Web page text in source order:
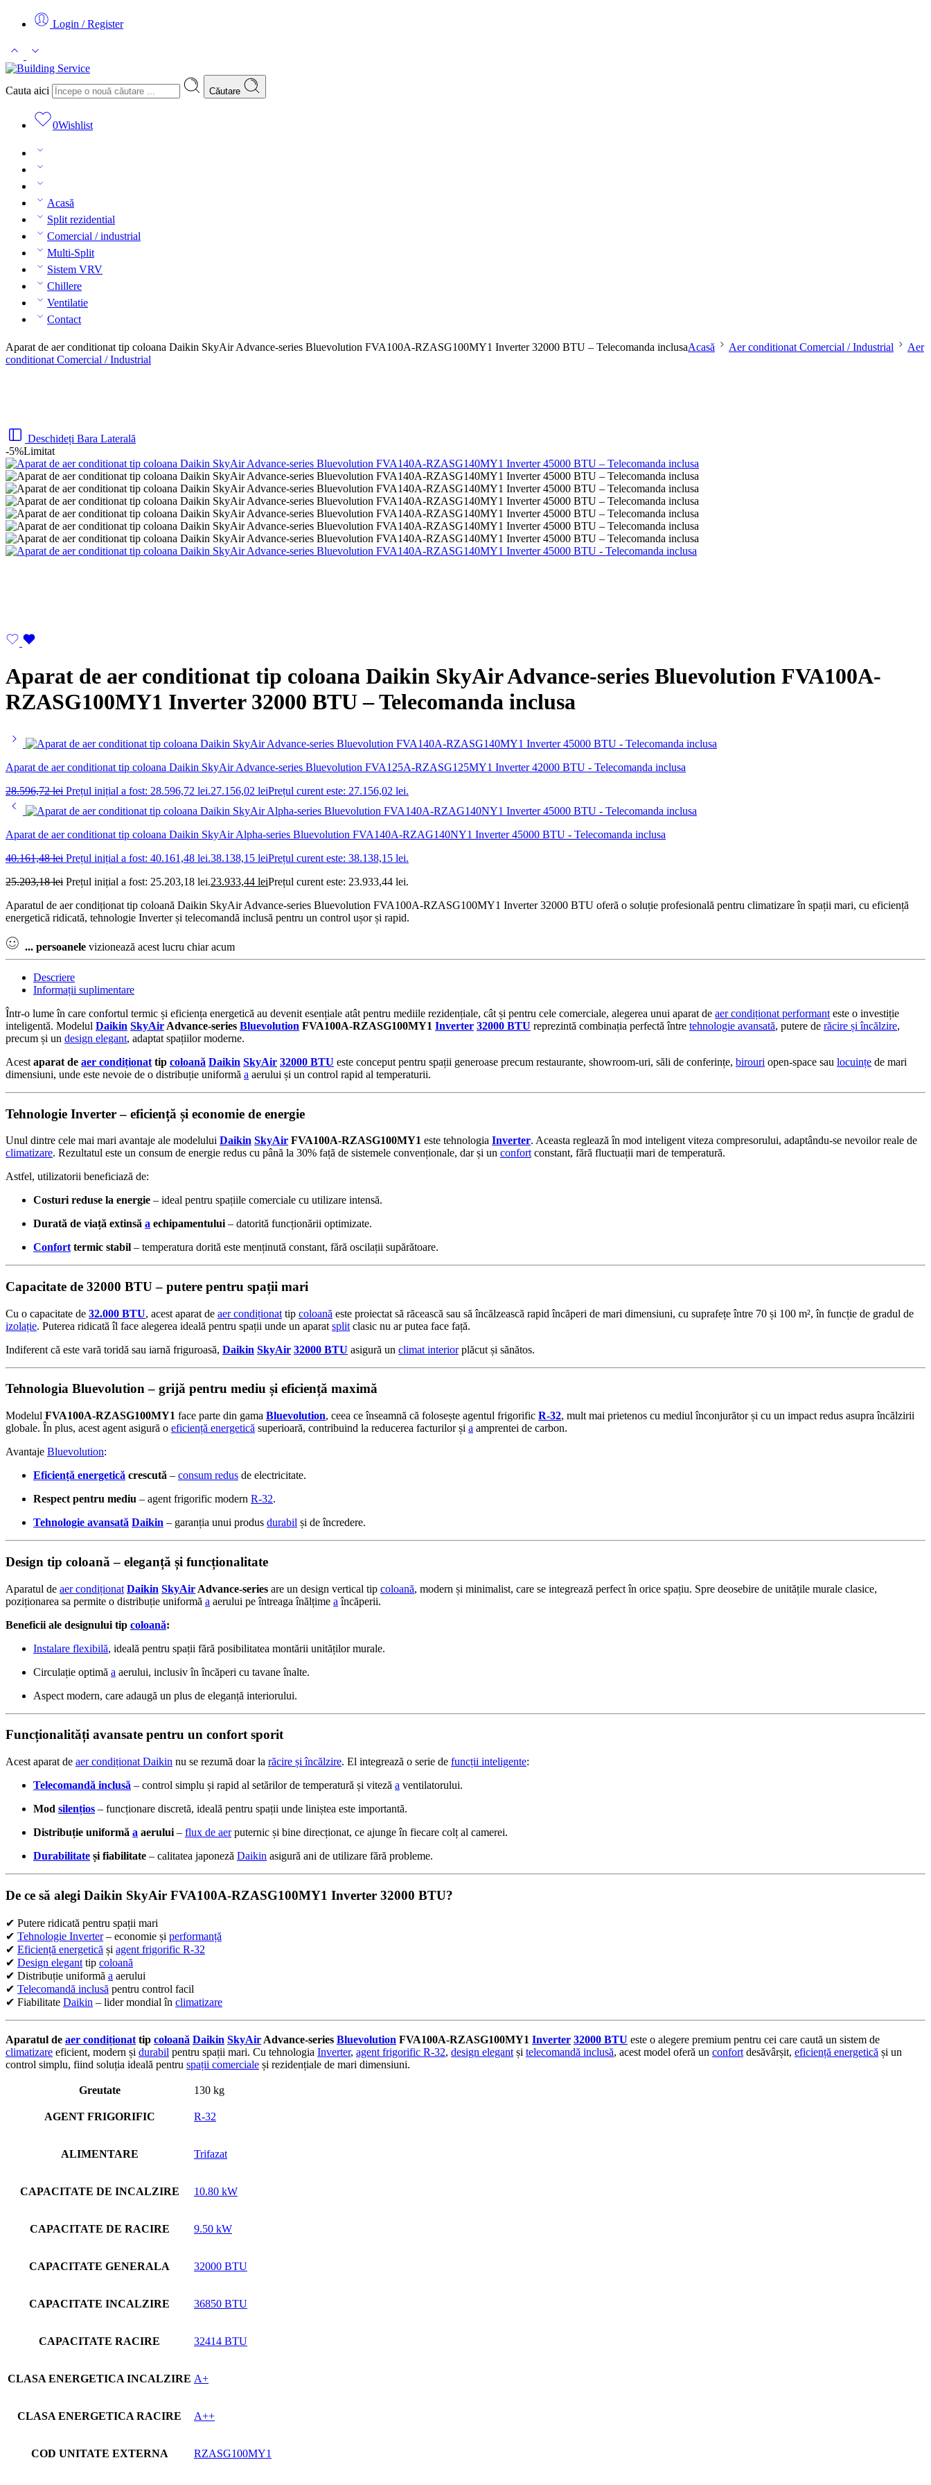
Login / Register
Cauta aici Căutare
0Wishlist
Acasă
Split rezidential
Comercial / industrial
Multi-Split
Sistem VRV
Chillere
Ventilatie
Contact
Aparat de aer conditionat tip coloana Daikin SkyAir Advance-series Bluevolution FVA100A-RZASG100MY1 Inverter 32000 BTU – Telecomanda inclusaAcasă Aer conditionat Comercial / Industrial
Aer
conditionat Comercial / Industrial
Deschideți Bara Laterală
-5%Limitat
Aparat de aer conditionat tip coloana Daikin SkyAir Advance-series Bluevolution FVA100A-
RZASG100MY1 Inverter 32000 BTU – Telecomanda inclusa
Aparat de aer conditionat tip coloana Daikin SkyAir Advance-series Bluevolution FVA125A-RZASG125MY1 Inverter 42000 BTU - Telecomanda inclusa
28.596,72lei Prețul inițial a fost: 28.596,72 lei.27.156,02 leiPrețul curent este: 27.156,02 lei.
Aparat de aer conditionat tip coloana Daikin SkyAir Alpha-series Bluevolution FVA140A-RZAG140NY1 Inverter 45000 BTU - Telecomanda inclusa
40.161,48lei Prețul inițial a fost: 40.161,48 lei.38.138,15 leiPrețul curent este: 38.138,15 lei.
25.203,18lei Prețul inițial a fost: 25.203,18 lei.23.933,44 leiPrețul curent este: 23.933,44 lei.
Aparatul de aer condiționat tip coloană Daikin SkyAir Advance-series Bluevolution FVA100A-RZASG100MY1 Inverter 32000 BTU oferă o soluție profesională pentru climatizare în spații mari, cu eficiență
energetică ridicată, tehnologie Inverter și telecomandă inclusă pentru un control ușor și rapid.
... persoanele vizionează acest lucru chiar acum
Descriere
Informații suplimentare
Într-o lume în care confortul termic și eficiența energetică au devenit esențiale atât pentru mediile rezidențiale, cât și pentru cele comerciale, alegerea unui aparat de aer condiționat performant este o investiție
inteligentă. Modelul Daikin SkyAir Advance-series Bluevolution FVA100A-RZASG100MY1 Inverter 32000 BTU reprezintă combinația perfectă între tehnologie avansată, putere de răcire și încălzire,
precum și un design elegant, adaptat spațiilor moderne.
Acest aparat de aer condiționat tip coloană Daikin SkyAir 32000 BTU este conceput pentru spații generoase precum restaurante, showroom-uri, săli de conferințe, birouri open-space sau locuințe de mari
dimensiuni, unde este nevoie de o distribuție uniformă a aerului și un control rapid al temperaturii.
Tehnologie Inverter – eficiență și economie de energie
Unul dintre cele mai mari avantaje ale modelului Daikin SkyAir FVA100A-RZASG100MY1 este tehnologia Inverter. Aceasta reglează în mod inteligent viteza compresorului, adaptându-se nevoilor reale de
climatizare. Rezultatul este un consum de energie redus cu până la 30% față de sistemele convenționale, dar și un confort constant, fără fluctuații mari de temperatură.
Astfel, utilizatorii beneficiază de:
Costuri reduse la energie – ideal pentru spațiile comerciale cu utilizare intensă.
Durată de viață extinsă a echipamentului – datorită funcționării optimizate.
Confort termic stabil – temperatura dorită este menținută constant, fără oscilații supărătoare.
Capacitate de 32000 BTU – putere pentru spații mari
Cu o capacitate de 32.000 BTU, acest aparat de aer condiționat tip coloană este proiectat să răcească sau să încălzească rapid încăperi de mari dimensiuni, cu suprafețe între 70 și 100 m², în funcție de gradul de
izolație. Puterea ridicată îl face alegerea ideală pentru spații unde un aparat split clasic nu ar putea face față.
Indiferent că este vară toridă sau iarnă friguroasă, Daikin SkyAir 32000 BTU asigură un climat interiorplăcut și sănătos.
Tehnologia Bluevolution – grijă pentru mediu și eficiență maximă
Modelul FVA100A-RZASG100MY1 face parte din gama Bluevolution, ceea ce înseamnă că folosește agentul frigorific R-32, mult mai prietenos cu mediul înconjurător și cu un impact redus asupra încălzirii
globale. În plus, acest agent asigură o eficiență energetică superioară, contribuind la reducerea facturilor și a amprentei de carbon.
Avantaje Bluevolution:
Eficiență energetică crescută – consum redus de electricitate.
Respect pentru mediu – agent frigorific modern R-32.
Tehnologie avansată Daikin – garanția unui produs durabil și de încredere.
Design tip coloană – eleganță și funcționalitate
Aparatul de aer condiționat Daikin SkyAir Advance-series are un design vertical tip coloană, modern și minimalist, care se integrează perfect în orice spațiu. Spre deosebire de unitățile murale clasice,
poziționarea sa permite o distribuție uniformă a aerului pe întreaga înălțime a încăperii.
Beneficii ale designului tip coloană:
Instalare flexibilă, ideală pentru spații fără posibilitatea montării unităților murale.
Circulație optimă a aerului, inclusiv în încăperi cu tavane înalte.
Aspect modern, care adaugă un plus de eleganță interiorului.
Funcționalități avansate pentru un confort sporit
Acest aparat de aer condiționat Daikin nu se rezumă doar la răcire și încălzire. El integrează o serie de funcții inteligente:
Telecomandă inclusă – control simplu și rapid al setărilor de temperatură și viteză a ventilatorului.
Mod silențios – funcționare discretă, ideală pentru spații unde liniștea este importantă.
Distribuție uniformă a aerului – flux de aerputernic și bine direcționat, ce ajunge în fiecare colț al camerei.
Durabilitate și fiabilitate – calitatea japoneză Daikin asigură ani de utilizare fără probleme.
De ce să alegi Daikin SkyAir FVA100A-RZASG100MY1 Inverter 32000 BTU?
✔ Putere ridicată pentru spații mari
✔ Tehnologie Inverter– economie și performanță
✔ Eficiență energetică și agent frigorific R-32
✔ Design elegant tip coloană
✔ Distribuție uniformă a aerului
✔ Telecomandă inclusă pentru control facil
✔ Fiabilitate Daikin – lider mondial în climatizare
Aparatul de aer condiționat tip coloană Daikin SkyAir Advance-series Bluevolution FVA100A-RZASG100MY1 Inverter 32000 BTU este o alegere premium pentru cei care caută un sistem de
climatizare eficient, modern și durabil pentru spații mari. Cu tehnologia Inverter, agent frigorific R-32, design elegant și telecomandă inclusă, acest model oferă un confort desăvârșit, eficiență energetică și un
control simplu, fiind soluția ideală pentru spații comerciale și rezidențiale de mari dimensiuni.
Greutate 130 kg
AGENT FRIGORIFIC R-32
ALIMENTARE Trifazat
CAPACITATE DE INCALZIRE 10.80 kW
CAPACITATE DE RACIRE 9.50 kW
CAPACITATE GENERALA 32000 BTU
CAPACITATE INCALZIRE 36850 BTU
CAPACITATE RACIRE 32414 BTU
CLASA ENERGETICA INCALZIRE A+
CLASA ENERGETICA RACIRE A++
COD UNITATE EXTERNA RZASG100MY1